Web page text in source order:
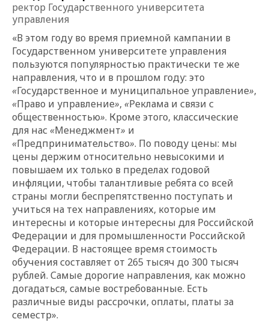
ректор Государственного университета
управления
«В этом году во время приемной кампании в
Государственном университете управления
пользуются популярностью практически те же
направления, что и в прошлом году: это
«Государственное и муниципальное управление»,
«Право и управление», «Реклама и связи с
общественностью». Кроме этого, классические
для нас«Менеджмент» и
«Предпринимательство». По поводу цены: мы
цены держим относительно невысокими и
повышаем их только в пределах годовой
инфляции, чтобы талантливые ребята со всей
страны могли беспрепятственно поступать и
учиться на тех направлениях, которые им
интересны и которые интересны для Российской
Федерации и для промышленности Российской
Федерации. В настоящее время стоимость
обучения составляет от 265 тысяч до 300 тысяч
рублей. Самые дорогие направления, как можно
догадаться, самые востребованные. Есть
различные виды рассрочки, оплаты, платы за
семестр».